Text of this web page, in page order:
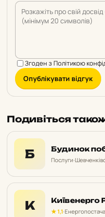
Згоден з Політикою
Опублікувати відгук
Подивіться
Б Будинок
Послуги·
К Київенерго
★ 1,1·